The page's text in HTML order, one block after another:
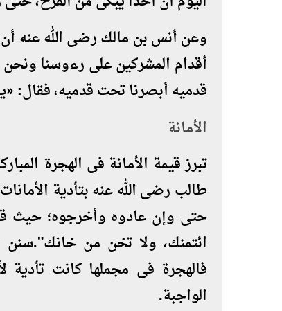
وعن أنس بن مالك رضى الله عنه
أقدام المشركين على رءوسنا
قدميه أبصرنا تحت قدميه، فقال:
الأمانة
تبرز قيمة الأمانة فى الهجرة
طالب رضى الله عنه بتأدية
حتى وإن عادوه وأخرجوه؛ حيث
ائتمنك، ولا تخن من
فالهجرة فى مجملها كانت تأدية
الواجبة.